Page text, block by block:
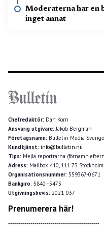
Moderaterna har en
inget annat
Chefredaktör: Dan Korn
Ansvarig utgivare: Jakob Bergman
Företagsnamn: Bulletin Media
Kundtjänst: info@bulletin.nu
Tips: Mejla reportrarna
Adress: Mailbox 410, 111 73 Stockholm
Organisationsnummer: 559367-0671
Bankgiro: 5840–5473
Utgivningsbevis: 2021-037
Prenumerera här!
*********************************************